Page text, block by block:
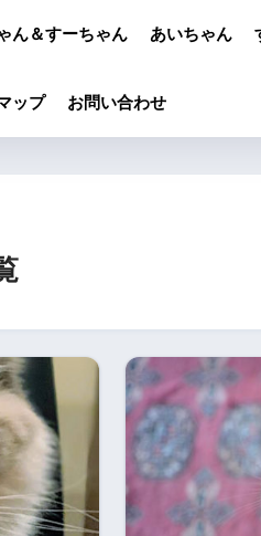
ん＆すーちゃん あいちゃん
ップ お問い合わせ